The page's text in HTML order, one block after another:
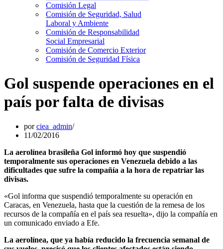
Comisión Legal
Comisión de Seguridad, Salud
Laboral y Ambiente
Comisión de Responsabilidad
Social Empresarial
Comisión de Comercio Exterior
Comisión de Seguridad Física
Gol suspende operaciones en el
país por falta de divisas
porciea_admin
11/02/2016
La aerolínea brasileña Gol informó hoy que suspendió
temporalmente sus operaciones en Venezuela debido a las
dificultades que sufre la compañía a la hora de repatriar las
divisas.
«Gol informa que suspendió temporalmente su operación en
Caracas, en Venezuela, hasta que la cuestión de la remesa de los
recursos de la compañía en el país sea resuelta», dijo la compañía en
un comunicado enviado a Efe.
La aerolínea, que ya había reducido la frecuencia semanal de